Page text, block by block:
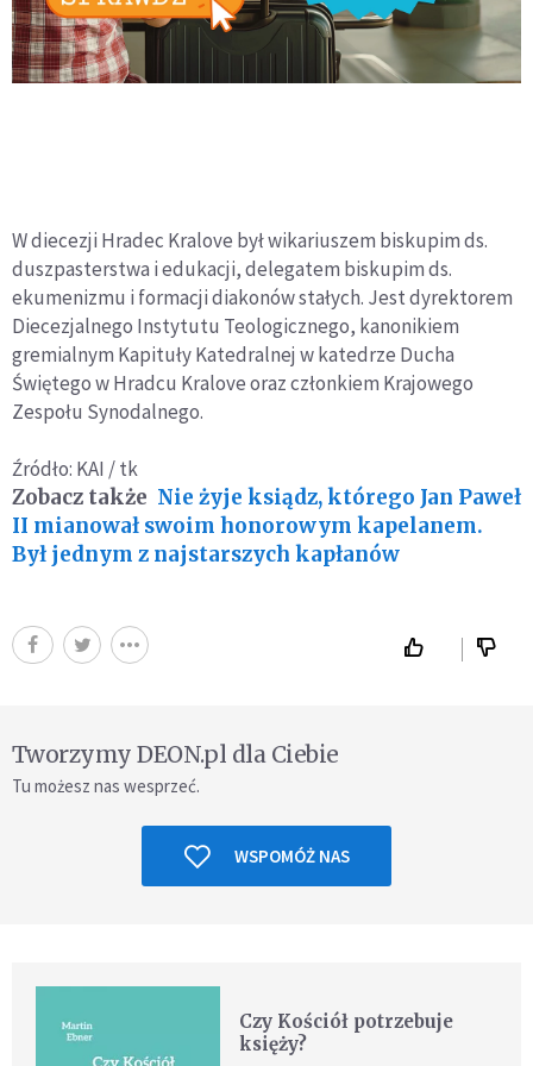
W diecezji Hradec Kralove był wikariuszem biskupim ds.
duszpasterstwa i edukacji, delegatem biskupim ds.
ekumenizmu i formacji diakonów stałych. Jest dyrektorem
Diecezjalnego Instytutu Teologicznego, kanonikiem
gremialnym Kapituły Katedralnej w katedrze Ducha
Świętego w Hradcu Kralove oraz członkiem Krajowego
Zespołu Synodalnego.
Źródło: KAI / tk
Zobacz także Nie żyje ksiądz, którego Jan Paweł
II mianował swoim honorowym kapelanem.
Był jednym z najstarszych kapłanów
Tworzymy DEON.pl dla Ciebie
Tu możesz nas wesprzeć.
WSPOMÓŻ NAS
Czy Kościół potrzebuje
księży?